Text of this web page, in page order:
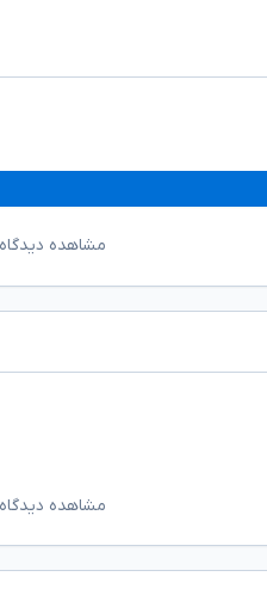
مشاهده
مشاهده